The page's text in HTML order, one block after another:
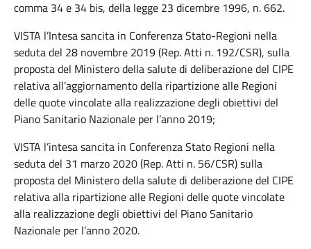
comma 34 e 34 bis, della legge 23 dicembre 1996, n. 662.
VISTA l’Intesa sancita in Conferenza Stato-Regioni nella
seduta del 28 novembre 2019 (Rep. Atti n. 192/CSR), sulla
proposta del Ministero della salute di deliberazione del CIPE
relativa all’aggiornamento della ripartizione alle Regioni
delle quote vincolate alla realizzazione degli obiettivi del
Piano Sanitario Nazionale per l’anno 2019;
VISTA l’intesa sancita in Conferenza Stato Regioni nella
seduta del 31 marzo 2020 (Rep. Atti n. 56/CSR) sulla
proposta del Ministero della salute di deliberazione del CIPE
relativa alla ripartizione alle Regioni delle quote vincolate
alla realizzazione degli obiettivi del Piano Sanitario
Nazionale per l’anno 2020.